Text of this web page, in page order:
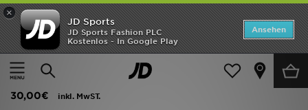
×
JD Sports
JD Sports Fashion PLC
Kostenlos - In Google Play
Ansehen
Startseite
Frauen Frauenkleidung Shorts
Under Armour Fly By Shorts Damen
30,00€
inkl. MwST.
Startseite
ANGEBOTE